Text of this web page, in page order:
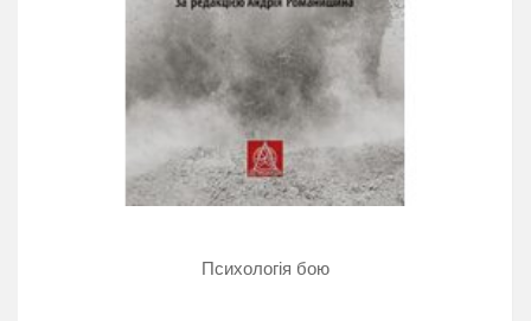
близькій відстані, з повітряним десантом.
Психологія бою